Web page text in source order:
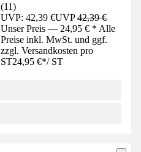
(11)
UVP: 42,39 €UVP42,39 €
Unser Preis — 24,95 € * Alle
Preise inkl. MwSt. und ggf.
zzgl. Versandkosten pro
ST24,95 €*/ ST